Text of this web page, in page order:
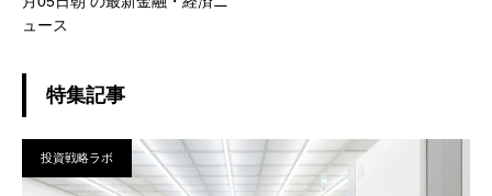
ュース
特集記事
投資戦略ラボ